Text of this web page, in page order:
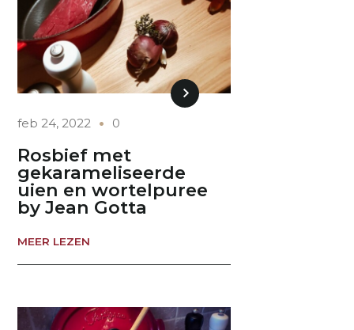
feb 24, 2022 0
Rosbief met
gekarameliseerde
uien en wortelpuree
by Jean Gotta
MEER LEZEN